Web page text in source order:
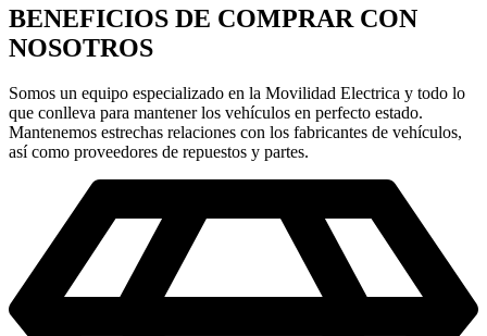
BENEFICIOS DE COMPRAR CON
NOSOTROS
Somos un equipo especializado en la Movilidad Electrica y todo lo
que conlleva para mantener los vehículos en perfecto estado.
Mantenemos estrechas relaciones con los fabricantes de vehículos,
así como proveedores de repuestos y partes.